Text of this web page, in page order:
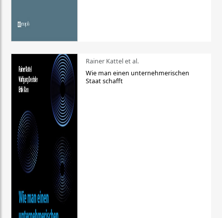
Rainer Kattel et al.
Wie man einen unternehmerischen
Staat schafft